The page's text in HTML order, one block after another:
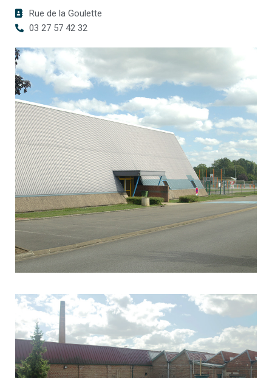
Rue de la Goulette
03 27 57 42 32